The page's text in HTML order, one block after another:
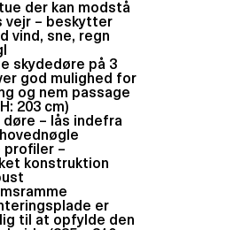
der kan modstå
vejr – beskytter
vind, sne, regn
skydedøre på 3
god mulighed for
og nem passage
203 cm)
døre – lås indefra
profiler –
konstruktion
er
til at opfylde den